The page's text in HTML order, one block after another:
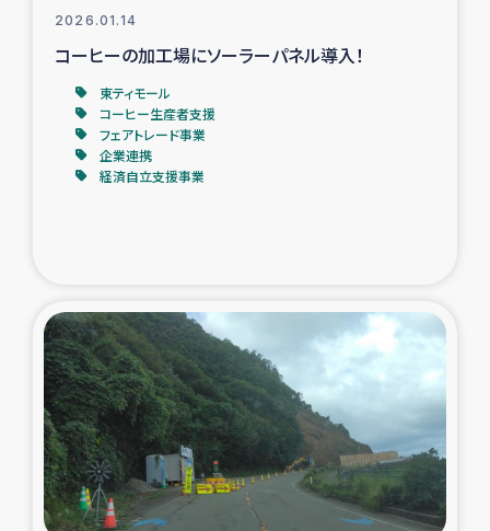
レバノンでのシリア難民への教育支援事業
レバノンでのシリア難民・レバノン人への農業支援
海外ルーツの市民との共生
復興応援隊の活動
仮設住宅生活支援・農業復興支援
漁業復興支援
インターン・ボランティア日誌
2026.01.14
コーヒーの加工場にソーラーパネル導入！
東ティモール
コーヒー生産者支援
フェアトレード事業
企業連携
経済自立支援事業